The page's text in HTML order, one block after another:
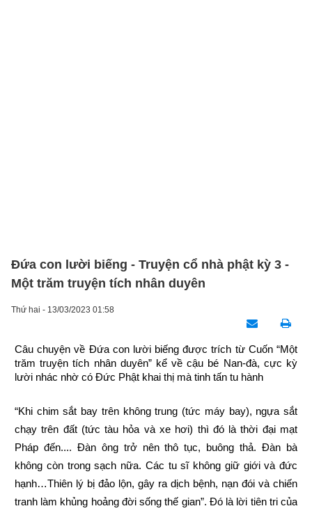
Đứa con lười biếng - Truyện cổ nhà phật kỳ 3 -
Một trăm truyện tích nhân duyên
Thứ hai - 13/03/2023 01:58
Câu chuyện về Đứa con lười biếng được trích từ Cuốn “Một
trăm truyện tích nhân duyên” kể về cậu bé Nan-đà, cực kỳ
lười nhác nhờ có Đức Phật khai thị mà tinh tấn tu hành
“Khi chim sắt bay trên không trung (tức máy bay), ngựa sắt
chạy trên đất (tức tàu hỏa và xe hơi) thì đó là thời đại mạt
Pháp đến.... Đàn ông trở nên thô tục, buông thả. Đàn bà
không còn trong sạch nữa. Các tu sĩ không giữ giới và đức
hạnh…Thiên lý bị đảo lộn, gây ra dịch bệnh, nạn đói và chiến
tranh làm khủng hoảng đời sống thế gian”. Đó là lời tiên tri của